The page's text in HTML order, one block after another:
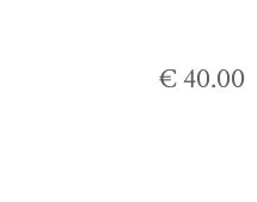
€ 40.00